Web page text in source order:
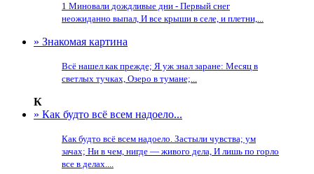
1 Миновали дождливые дни - Первый снег
неожиданно выпал, И все крыши в селе, и плетни,...
» Знакомая картина
Всё нашел как прежде; Я уж знал заране: Месяц в
светлых тучках, Озеро в тумане;...
К
» Как будто всё всем надоело...
Как будто всё всем надоело. Застыли чувства; ум
зачах; Ни в чем, нигде — живого дела, И лишь по горло
все в делах....